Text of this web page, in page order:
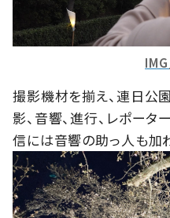
撮影機材を揃え、連日公
影、音響、進行、レポータ
信には音響の助っ人も加